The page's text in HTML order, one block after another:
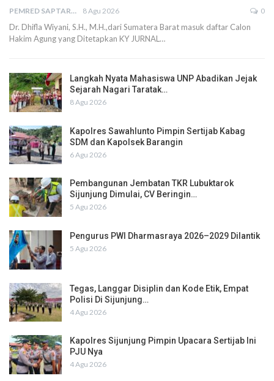
PEMRED SAPTARIUS 8 Agu 2026 0
Dr. Dhifla Wiyani, S.H., M.H.,dari Sumatera Barat masuk daftar Calon
Hakim Agung yang Ditetapkan KY JURNAL…
Langkah Nyata Mahasiswa UNP Abadikan Jejak
Sejarah Nagari Taratak…
8 Agu 2026
Kapolres Sawahlunto Pimpin Sertijab Kabag
SDM dan Kapolsek Barangin
6 Agu 2026
Pembangunan Jembatan TKR Lubuktarok
Sijunjung Dimulai, CV Beringin…
5 Agu 2026
Pengurus PWI Dharmasraya 2026–2029 Dilantik
5 Agu 2026
Tegas, Langgar Disiplin dan Kode Etik, Empat
Polisi Di Sijunjung…
4 Agu 2026
Kapolres Sijunjung Pimpin Upacara Sertijab Ini
PJU Nya
4 Agu 2026